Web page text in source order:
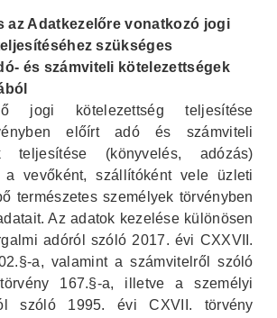
az Adatkezelőre vonatkozó jogi
szükséges
és számviteli kötelezettségek
jogi kötelezettség teljesítése
előírt adó és számviteli
teljesítése (könyvelés, adózás)
vevőként, szállítóként vele üzleti
természetes személyek törvényben
Az adatok kezelése különösen
adóról szóló 2017. évi CXXVII.
a, valamint a számvitelről szóló
167.§-a, illetve a személyi
szóló 1995. évi CXVII. törvény